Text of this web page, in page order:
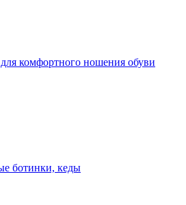
комфортного ношения обуви
ботинки, кеды